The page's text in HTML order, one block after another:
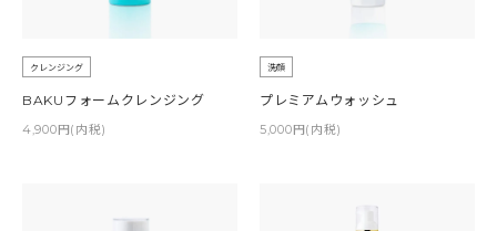
クレンジング
BAKUフォームクレンジング
4,900円(内税)
洗顔
プレミアムウォッシュ
5,000円(内税)